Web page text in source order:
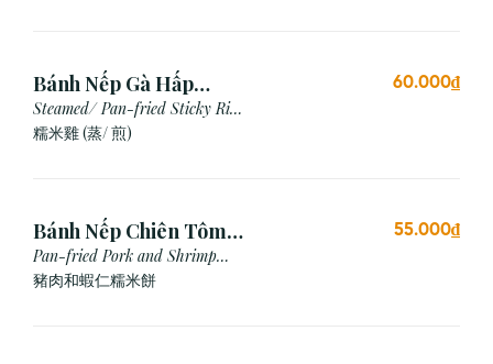
Bánh Nếp Gà Hấp
/Chiên (2 cái)
Steamed/ Pan-fried Sticky Rice
Chicken
糯米雞 (蒸/ 煎)
60.000₫
Bánh Nếp Chiên Tôm
Thịt (3 Cái)
Pan-fried Pork and Shrimp
Glutinous Rice Cake
豬肉和蝦仁糯米餅
55.000₫